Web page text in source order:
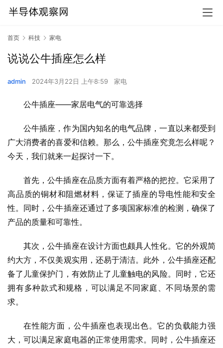
首页 科技 家电
说说公牛插座怎么样
admin 2024年3月22日 上午8:59 家电
公牛插座——家居电气的可靠选择
公牛插座，作为国内知名的电气品牌，一直以来都受到
广大消费者的喜爱和信赖。那么，公牛插座究竟怎么样呢？
今天，我们就来一起探讨一下。
首先，公牛插座在品质方面有着严格的把控。它采用了
高品质的铜材和阻燃材料，保证了插座的导电性能和安全
性。同时，公牛插座还通过了多项国家标准的检测，确保了
产品的质量和可靠性。
其次，公牛插座在设计方面也颇具人性化。它的外观简
约大方，不仅美观实用，还易于清洁。此外，公牛插座还配
备了儿童保护门，有效防止了儿童触电的风险。同时，它还
拥有多种款式和规格，可以满足不同家庭、不同场景的需
求。
在性能方面，公牛插座也表现出色。它的负载能力强
大，可以满足家庭电器的正常使用需求。同时，公牛插座还